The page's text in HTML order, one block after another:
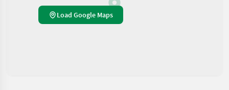
Load Google Maps